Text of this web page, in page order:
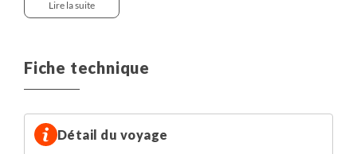
réserve de disponibilité).
Lire la suite
Fiche technique
Détail du voyage